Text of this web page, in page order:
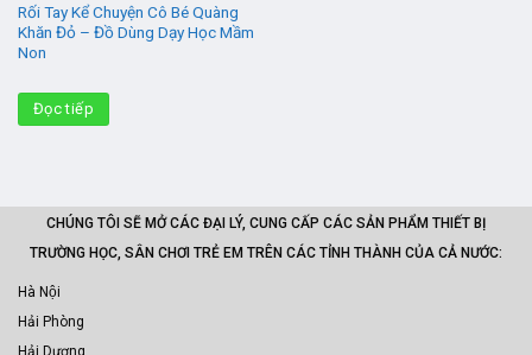
Rối Tay Kể Chuyện Cô Bé Quàng
Khăn Đỏ – Đồ Dùng Dạy Học Mầm
Non
Đọc tiếp
CHÚNG TÔI SẼ MỞ CÁC ĐẠI LÝ, CUNG CẤP CÁC SẢN PHẨM THIẾT BỊ
TRƯỜNG HỌC, SÂN CHƠI TRẺ EM TRÊN CÁC TỈNH THÀNH CỦA CẢ NƯỚC:
Hà Nội
Hải Phòng